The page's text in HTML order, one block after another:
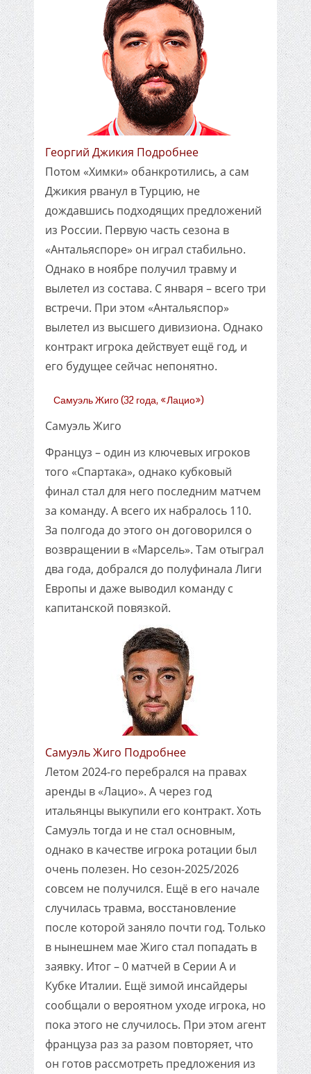
Георгий Джикия Подробнее
Потом «Химки» обанкротились, а сам
Джикия рванул в Турцию, не
дождавшись подходящих предложений
из России. Первую часть сезона в
«Антальяспоре» он играл стабильно.
Однако в ноябре получил травму и
вылетел из состава. С января – всего три
встречи. При этом «Антальяспор»
вылетел из высшего дивизиона. Однако
контракт игрока действует ещё год, и
его будущее сейчас непонятно.
Самуэль Жиго (32 года, «Лацио»)
Самуэль Жиго
Француз – один из ключевых игроков
того «Спартака», однако кубковый
финал стал для него последним матчем
за команду. А всего их набралось 110.
За полгода до этого он договорился о
возвращении в «Марсель». Там отыграл
два года, добрался до полуфинала Лиги
Европы и даже выводил команду с
капитанской повязкой.
Самуэль Жиго Подробнее
Летом 2024-го перебрался на правах
аренды в «Лацио». А через год
итальянцы выкупили его контракт. Хоть
Самуэль тогда и не стал основным,
однако в качестве игрока ротации был
очень полезен. Но сезон-2025/2026
совсем не получился. Ещё в его начале
случилась травма, восстановление
после которой заняло почти год. Только
в нынешнем мае Жиго стал попадать в
заявку. Итог – 0 матчей в Серии А и
Кубке Италии. Ещё зимой инсайдеры
сообщали о вероятном уходе игрока, но
пока этого не случилось. При этом агент
француза раз за разом повторяет, что
он готов рассмотреть предложения из